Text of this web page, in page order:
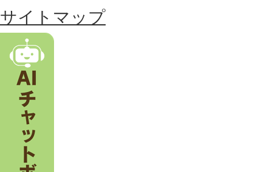
る
市
。
サイトマップ